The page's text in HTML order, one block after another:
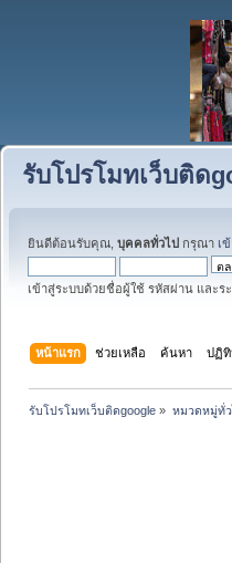
รับโปรโมทเว็บติด
ยินดีต้อนรับคุณ, บุคคลทั่วไป กรุณา เ
เข้าสู่ระบบด้วยชื่อผู้ใช้ รหัสผ่าน และร
หน้าแรก ช่วยเหลือ ค้นหา ปฏิ
รับโปรโมทเว็บติดgoogle » หมวดหมู่ทั่